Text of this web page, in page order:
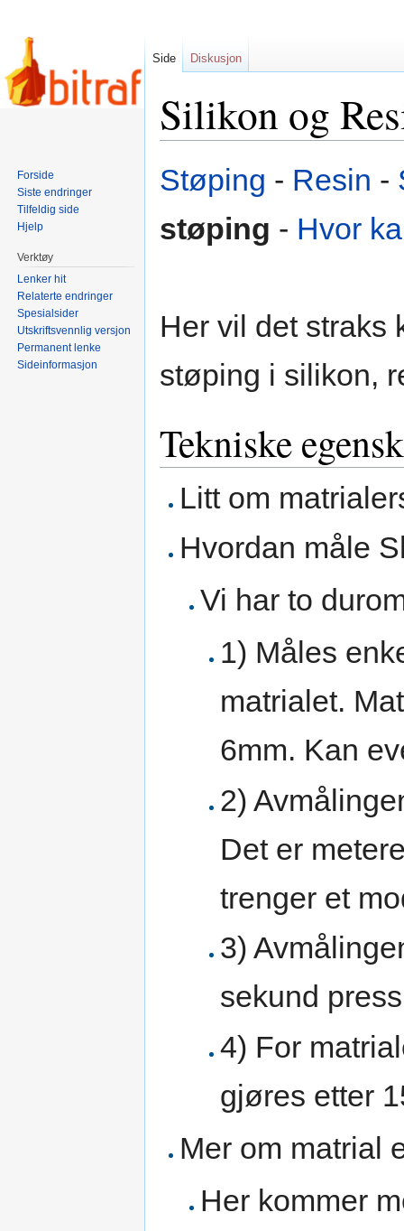
Silikon og
til
til
Støping - Resin -
støping - Hvor
Her vil det straks
støping i silikon,
Tekniske
Litt om
Hvordan måle
Vi har to
1) Måles
matrialet.
6mm. Kan
2)
Det er
trenger et
3)
sekund
4) For
gjøres etter
Mer om matrial
Her kommer
Side Diskusjon
Forside
Siste endringer
Tilfeldig side
Hjelp
Verktøy
Lenker hit
Relaterte endringer
Spesialsider
Utskriftsvennlig versjon
Permanent lenke
Sideinformasjon